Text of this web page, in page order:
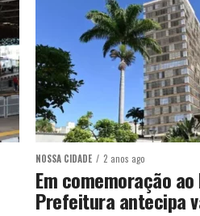
NOSSA CIDADE 2 anos ago
Em comemoração
Prefeitura antecipa